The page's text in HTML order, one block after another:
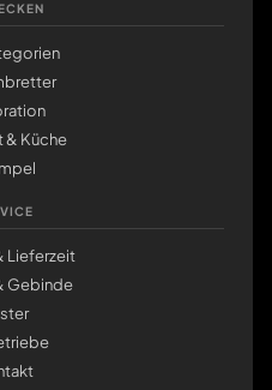
& Küche
Lieferzeit
Gebinde